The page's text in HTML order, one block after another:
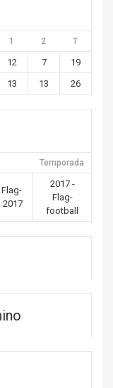
1 2 T
12 7
19
13 13 26
Temporada
2017
2017 -
Flag-
football